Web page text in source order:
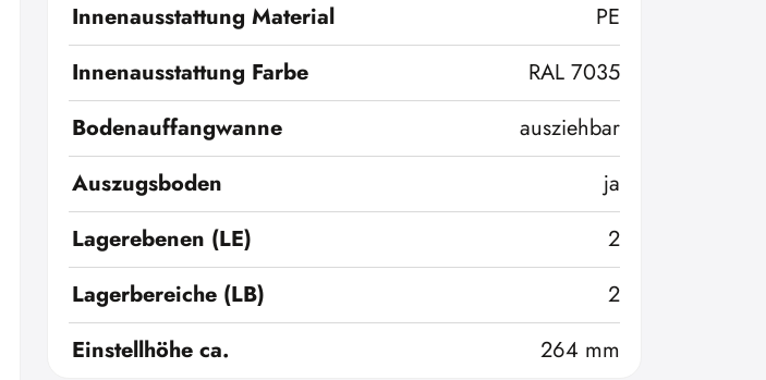
Innenausstattung Material
PE
Innenausstattung Farbe
RAL 7035
Bodenauffangwanne
ausziehbar
Auszugsboden
ja
Lagerebenen (LE)
2
Lagerbereiche (LB)
2
Einstellhöhe ca.
264 mm